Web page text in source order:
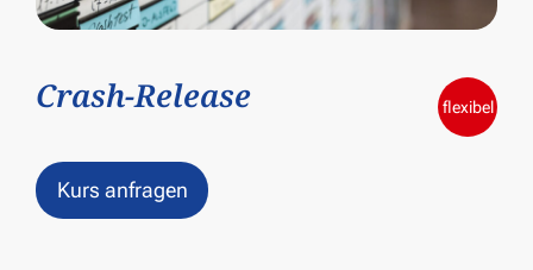
Crash-Release flexibel
Kurs anfragen